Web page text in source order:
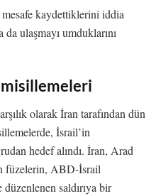
kaydettiklerini iddia
ulaşmayı umduklarını
misillemeleri
olarak İran tarafından dün
İsrail’in
hedef alındı. İran, Arad
füzelerin, ABD-İsrail
saldırıya bir